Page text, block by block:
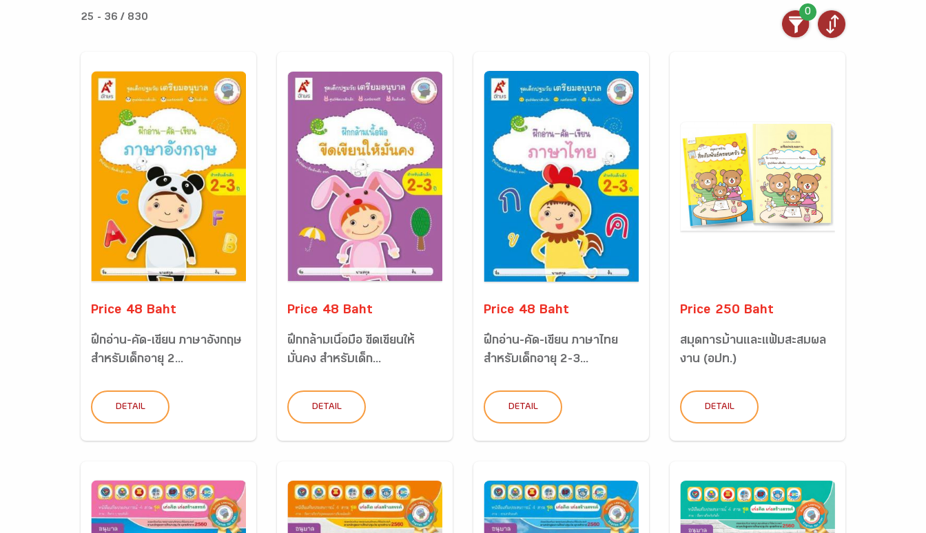
25 - 36 / 830
0
Price 48 Baht
ฝึกอ่าน-คัด-เขียน ภาษาอังกฤษ
สำหรับเด็กอายุ 2...
DETAIL
Price 48 Baht
ฝึกกล้ามเนื้อมือ ขีดเขียนให้
มั่นคง สำหรับเด็ก...
DETAIL
Price 48 Baht
ฝึกอ่าน-คัด-เขียน ภาษาไทย
สำหรับเด็กอายุ 2-3...
DETAIL
Price 250 Baht
สมุดการบ้านและแฟ้มสะสมผล
งาน (อปท.)
DETAIL